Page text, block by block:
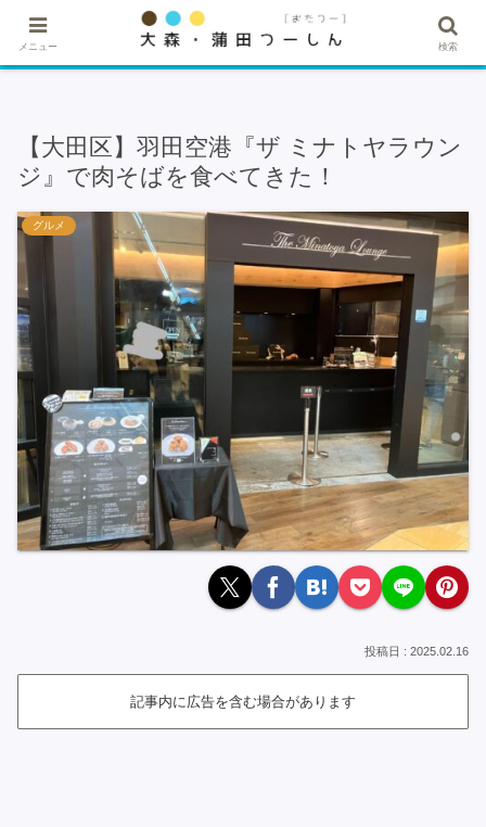
★記事・広告掲載希望はこちら★
【大田区】羽田空港『ザ ミナトヤラウン
ジ』で肉そばを食べてきた！
グルメ
2025.02.16
記事内に広告を含む場合があります
メニュー 検索